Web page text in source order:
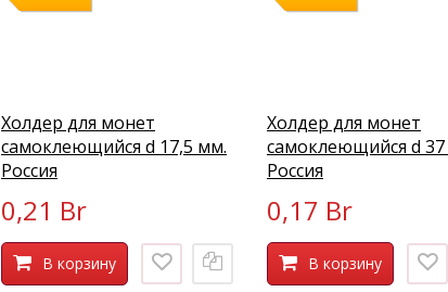
Холдер для монет
самоклеющийся d 17,5 мм.
Россия
0,21 Br
В корзину
Холдер для монет
самоклеющийся d
Россия
0,17 Br
В корзину